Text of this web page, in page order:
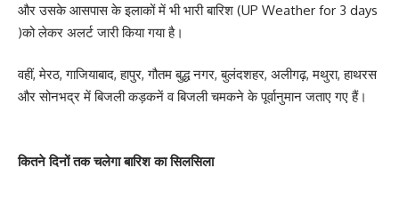
और उसके आसपास के इलाकों में भी भारी बारिश (UP Weather for 3 days
)को लेकर अलर्ट जारी किया गया है।
वहीं, मेरठ, गाजियाबाद, हापुर, गौतम बुद्ध नगर, बुलंदशहर, अलीगढ़, मथुरा, हाथरस
और सोनभद्र में बिजली कड़कनें व बिजली चमकने के पूर्वानुमान जताए गए हैं।
कितने दिनों तक चलेगा बारिश का सिलसिला